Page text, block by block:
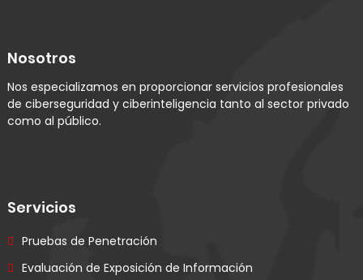
Nosotros
Nos especializamos en proporcionar servicios profesionales
de ciberseguridad y ciberinteligencia tanto al sector privado
como al público.
Servicios
Pruebas de Penetración
Evaluación de Exposición de Información